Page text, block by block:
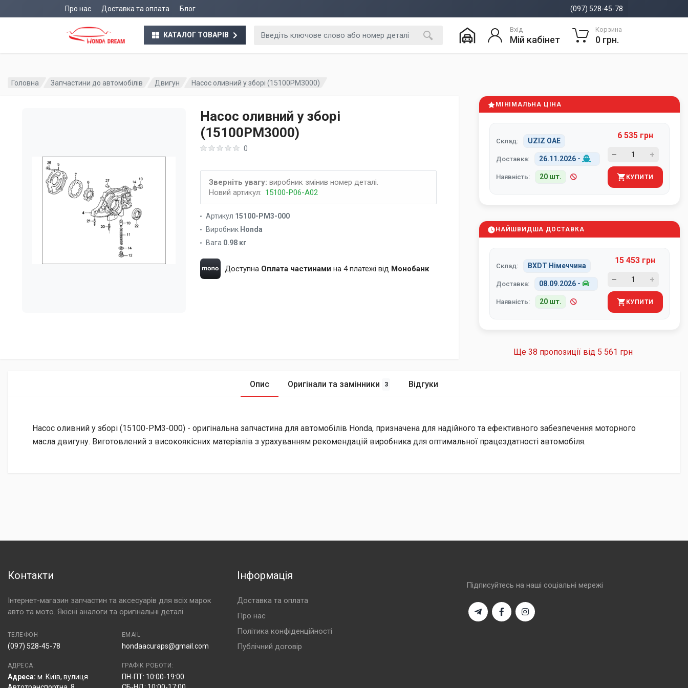
Про нас Доставка та оплата Блог (097) 528-45-78
КАТАЛОГ ТОВАРІВ
Вхід
Мій кабінет
Корзина
0 грн.
Головна Запчастини до автомобілів Двигун Насос оливний у зборі (15100PM3000)
Насос оливний у зборі
(15100PM3000)
0
Зверніть увагу: виробник змінив номер деталі.
Новий артикул: 15100-P06-A02
Артикул 15100-PM3-000
Виробник Honda
Вага 0.98 кг
Доступна Оплата частинами на 4 платежі від Монобанк
МІНІМАЛЬНА ЦІНА
Склад: UZIZ ОАЕ
Доставка: 26.11.2026 -
Наявність: 20 шт.
6 535 грн
КУПИТИ
НАЙШВИДША ДОСТАВКА
Склад: BXDT Німеччина
Доставка: 08.09.2026 -
Наявність: 20 шт.
15 453 грн
КУПИТИ
Ще 38 пропозиції від 5 561 грн
Опис Оригінали та замінники 3 Відгуки
Насос оливний у зборі (15100-PM3-000) - оригінальна запчастина для автомобілів Honda, призначена для надійного та ефективного забезпечення моторного
масла двигуну. Виготовлений з високоякісних матеріалів з урахуванням рекомендацій виробника для оптимальної працездатності автомобіля.
Контакти
Інтернет-магазин запчастин та аксесуарів для всіх марок
авто та мото. Якісні аналоги та оригінальні деталі.
ТЕЛЕФОН
(097) 528-45-78
EMAIL
hondaacuraps@gmail.com
АДРЕСА:
Адреса: м. Київ, вулиця
ГРАФІК РОБОТИ:
ПН-ПТ: 10:00-19:00
Інформація
Доставка та оплата
Про нас
Політика конфіденційності
Публічний договір
Підписуйтесь на наші соціальні мережі